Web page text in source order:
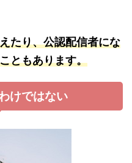
たり、公認配信者にな
ともあります。
けではない